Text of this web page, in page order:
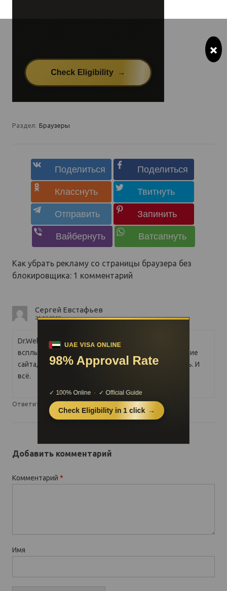
×
Раздел: Браузеры
Как убрать рекламу со страницы браузера без
блокировщика: 1 комментарий
Сергей Евстафьев
24.12.2019
Dr.Web ввел функцию блокировки сайта. На
всплывающем сообщении кликните ПКМ на название
сайта, откроется меню. Кликните ЛКМ блокировать. И
всё.
Ответить
Добавить комментарий
Комментарий *
Имя